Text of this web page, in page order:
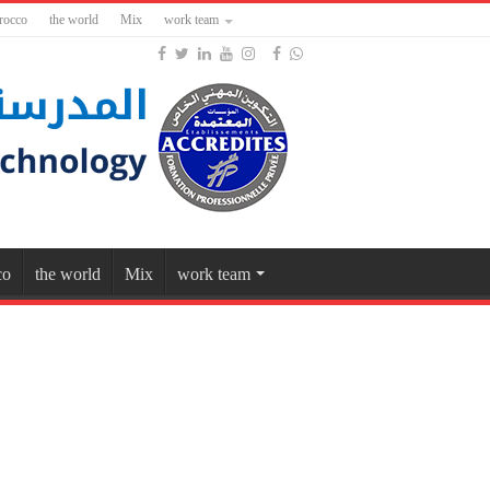
the world Mix work team
the world Mix work team